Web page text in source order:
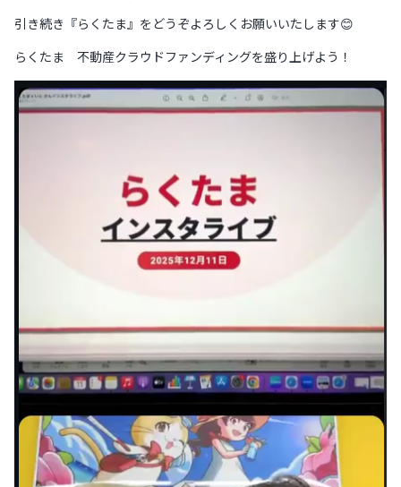
引き続き『らくたま』をどうぞよろしくお願いいたします😊
らくたま 不動産クラウドファンディングを盛り上げよう！